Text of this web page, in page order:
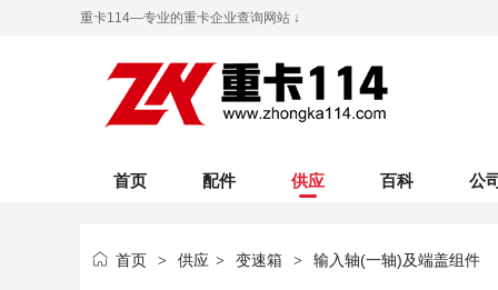
重卡114—专业的重卡企业查询网站 ↓
首页 配件 供应 百科 公
首页 > 供应 > 变速箱 > 输入轴(一轴)及端盖组件